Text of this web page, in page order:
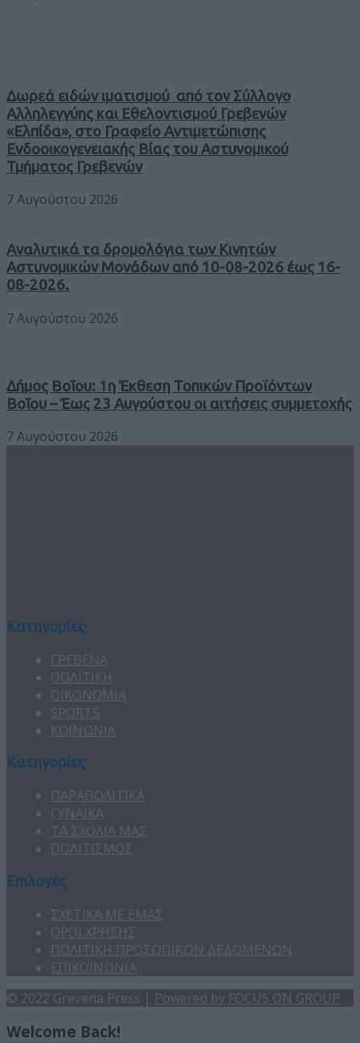
Δωρεά ειδών ιματισμού από τον Σύλλογο
Αλληλεγγύης και Εθελοντισμού Γρεβενών
«Ελπίδα», στο Γραφείο Αντιμετώπισης
Ενδοοικογενειακής Βίας του Αστυνομικού
Τμήματος Γρεβενών
7 Αυγούστου 2026
Αναλυτικά τα δρομολόγια των Κινητών
Αστυνομικών Μονάδων από 10-08-2026 έως 16-
08-2026.
7 Αυγούστου 2026
Δήμος Βοΐου: 1η Έκθεση Τοπικών Προϊόντων
Βοΐου – Έως 23 Αυγούστου οι αιτήσεις συμμετοχής
7 Αυγούστου 2026
Κατηγορίες
ΓΡΕΒΕΝΑ
ΠΟΛΙΤΙΚΗ
ΟΙΚΟΝΟΜΙΑ
SPORTS
ΚΟΙΝΩΝΙΑ
Κατηγορίες
ΠΑΡΑΠΟΛΙΤΙΚΑ
ΓΥΝΑΙΚΑ
ΤΑ ΣΧΟΛΙΑ ΜΑΣ
ΠΟΛΙΤΙΣΜΟΣ
Επιλογές
ΣΧΕΤΙΚΑ ΜΕ ΕΜΑΣ
ΟΡΟΙ ΧΡΗΣΗΣ
ΠΟΛΙΤΙΚΗ ΠΡΟΣΩΠΙΚΩΝ ΔΕΔΟΜΕΝΩΝ
ΕΠΙΚΟΙΝΩΝΙΑ
© 2022 Grevena Press | Powered by FOCUS ON GROUP
Welcome Back!